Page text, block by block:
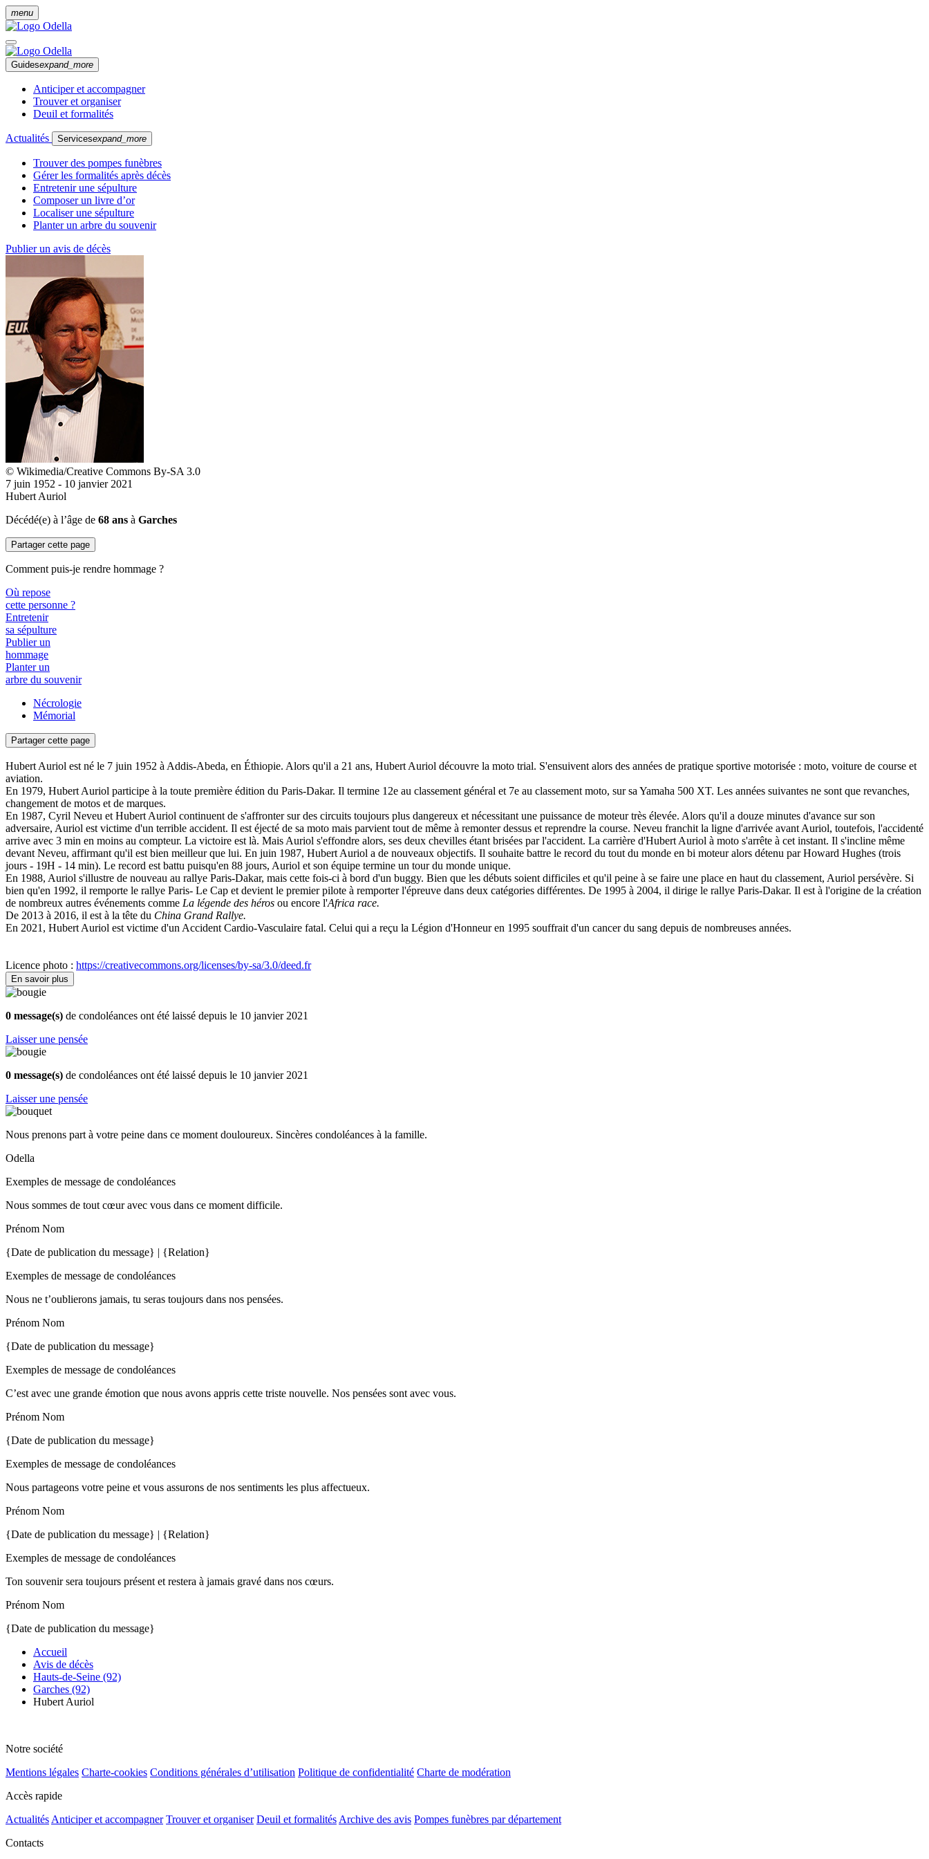
menu
Guidesexpand_more
Anticiper et accompagner
Trouver et organiser
Deuil et formalités
Actualités Servicesexpand_more
Trouver des pompes funèbres
Gérer les formalités après décès
Entretenir une sépulture
Composer un livre d’or
Localiser une sépulture
Planter un arbre du souvenir
Publier un avis de décès
© Wikimedia/Creative Commons By-SA 3.0
7 juin 1952 - 10 janvier 2021
Hubert Auriol
Décédé(e) à l’âge de 68 ans à Garches
Partager cette page
Comment puis-je rendre hommage ?
Où repose
cette personne ?
Entretenir
sa sépulture
Publier un
hommage
Planter un
arbre du souvenir
Nécrologie
Mémorial
Partager cette page
Hubert Auriol est né le 7 juin 1952 à Addis-Abeda, en Éthiopie. Alors qu'il a 21 ans, Hubert Auriol découvre la moto trial. S'ensuivent alors des années de pratique sportive motorisée : moto, voiture de course et
aviation.
En 1979, Hubert Auriol participe à la toute première édition du Paris-Dakar. Il termine 12e au classement général et 7e au classement moto, sur sa Yamaha 500 XT. Les années suivantes ne sont que revanches,
changement de motos et de marques.
En 1987, Cyril Neveu et Hubert Auriol continuent de s'affronter sur des circuits toujours plus dangereux et nécessitant une puissance de moteur très élevée. Alors qu'il a douze minutes d'avance sur son
adversaire, Auriol est victime d'un terrible accident. Il est éjecté de sa moto mais parvient tout de même à remonter dessus et reprendre la course. Neveu franchit la ligne d'arrivée avant Auriol, toutefois, l'accidenté
arrive avec 3 min en moins au compteur. La victoire est là. Mais Auriol s'effondre alors, ses deux chevilles étant brisées par l'accident. La carrière d'Hubert Auriol à moto s'arrête à cet instant. Il s'incline même
devant Neveu, affirmant qu'il est bien meilleur que lui. En juin 1987, Hubert Auriol a de nouveaux objectifs. Il souhaite battre le record du tout du monde en bi moteur alors détenu par Howard Hughes (trois
jours - 19H - 14 min). Le record est battu puisqu'en 88 jours, Auriol et son équipe termine un tour du monde unique.
En 1988, Auriol s'illustre de nouveau au rallye Paris-Dakar, mais cette fois-ci à bord d'un buggy. Bien que les débuts soient difficiles et qu'il peine à se faire une place en haut du classement, Auriol persévère. Si
bien qu'en 1992, il remporte le rallye Paris- Le Cap et devient le premier pilote à remporter l'épreuve dans deux catégories différentes. De 1995 à 2004, il dirige le rallye Paris-Dakar. Il est à l'origine de la création
de nombreux autres événements comme La légende des héros ou encore l'Africa race.
De 2013 à 2016, il est à la tête du China Grand Rallye.
En 2021, Hubert Auriol est victime d'un Accident Cardio-Vasculaire fatal. Celui qui a reçu la Légion d'Honneur en 1995 souffrait d'un cancer du sang depuis de nombreuses années.
Licence photo : https://creativecommons.org/licenses/by-sa/3.0/deed.fr
En savoir plus
0 message(s) de condoléances ont été laissé depuis le 10 janvier 2021
Laisser une pensée
0 message(s) de condoléances ont été laissé depuis le 10 janvier 2021
Laisser une pensée
Nous prenons part à votre peine dans ce moment douloureux. Sincères condoléances à la famille.
Odella
Exemples de message de condoléances
Nous sommes de tout cœur avec vous dans ce moment difficile.
Prénom Nom
{Date de publication du message} | {Relation}
Exemples de message de condoléances
Nous ne t’oublierons jamais, tu seras toujours dans nos pensées.
Prénom Nom
{Date de publication du message}
Exemples de message de condoléances
C’est avec une grande émotion que nous avons appris cette triste nouvelle. Nos pensées sont avec vous.
Prénom Nom
{Date de publication du message}
Exemples de message de condoléances
Nous partageons votre peine et vous assurons de nos sentiments les plus affectueux.
Prénom Nom
{Date de publication du message} | {Relation}
Exemples de message de condoléances
Ton souvenir sera toujours présent et restera à jamais gravé dans nos cœurs.
Prénom Nom
{Date de publication du message}
Accueil
Avis de décès
Hauts-de-Seine (92)
Garches (92)
Hubert Auriol
Notre société
Mentions légales Charte-cookies Conditions générales d’utilisation Politique de confidentialité Charte de modération
Accès rapide
Actualités Anticiper et accompagner Trouver et organiser Deuil et formalités Archive des avis Pompes funèbres par département
Contacts